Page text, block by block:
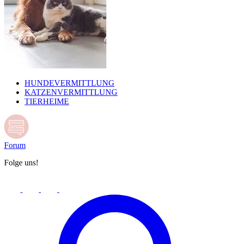
HUNDEVERMITTLUNG
KATZENVERMITTLUNG
TIERHEIME
Forum
Folge uns!